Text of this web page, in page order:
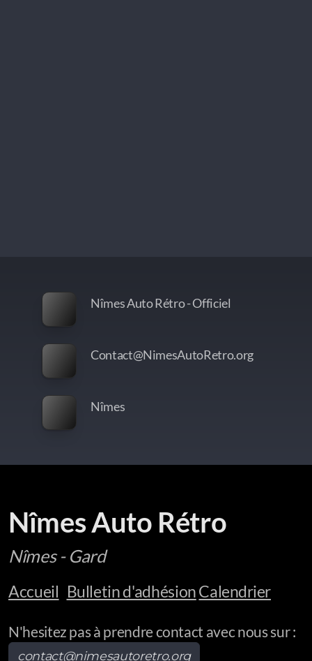
Nîmes Auto Rétro - Officiel
Contact@NimesAutoRetro.org
Nîmes
Nîmes Auto Rétro
Nîmes - Gard
Accueil Bulletin d'adhésionCalendrier
N'hesitez pas à prendre contact avec nous sur :
contact@nimesautoretro.org